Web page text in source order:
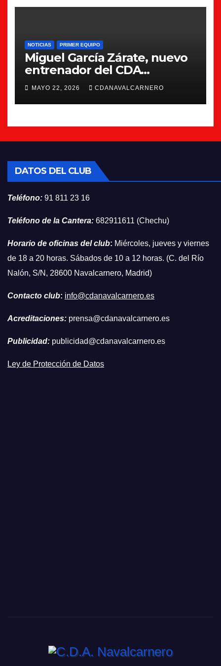
NOTICIAS PRIMER EQUIPO
Miguel García Zárate, nuevo
entrenador del CDA
Navalcarnero
MAYO 22, 2026 CDANAVALCARNERO
DATOS DEL CLUB
Teléfono: 91 811 23 16
Teléfono de la Cantera: 682911611 (Chechu)
Horario de oficinas del club: Miércoles, jueves y viernes
de 18 a 20 horas. Sábados de 10 a 12 horas. (C. del Río
Nalón, S/N, 28600 Navalcarnero, Madrid)
Contacto club: info@cdanavalcarnero.es
Acreditaciones: prensa@cdanavalcarnero.es
Publicidad: publicidad@cdanavalcarnero.es
Ley de Protección de Datos